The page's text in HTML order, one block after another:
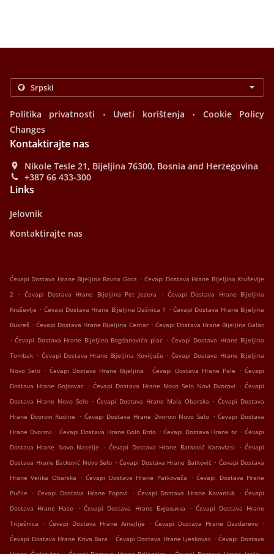
Politika privatnosti . Uveti korištenja .
Cookie Policy
Changes
Kontaktirajte nas
Nikole Tesle 21, Bijeljina 76300, Bosnia and Herzegovina
+387 66 433-300
Links
Jelovnik
Kontaktirajte nas
Ćevapi Dostava Hrane Bijeljina Ravna Gora . Ćevapi Dostava Hrane Bijeljina Kruševlje
2
. Ćevapi Dostava Hrane Bijeljina Pet Jezera . Ćevapi Dostava Hrane Bijeljina
Kruševlje . Ćevapi Dostava Hrane Bijeljina Dašnica 1 . Ćevapi Dostava Hrane Bijeljina
Bukreš . Ćevapi Dostava Hrane Bijeljina Centar . Ćevapi Dostava Hrane Bijeljina Galac
. Ćevapi Dostava Hrane Bijeljina Bogdanovića plac . Ćevapi Dostava Hrane Bijeljina
Tombak . Ćevapi Dostava Hrane Bijeljina Koviljuše . Ćevapi Dostava Hrane Bijeljina
Novo Selo . Ćevapi Dostava Hrane Bijeljina . Ćevapi Dostava Hrane Pale . Ćevapi
Dostava Hrane Gojsovac . Ćevapi Dostava Hrane Novo Selo Novi Dvorovi . Ćevapi
Dostava Hrane Novo Selo . Ćevapi Dostava Hrane Mala Obarska . Ćevapi Dostava
Hrane Dvorovi Rudine . Ćevapi Dostava Hrane Dvorovi Novo Selo . Ćevapi Dostava
Hrane Dvorovi . Ćevapi Dostava Hrane Golo Brdo . Ćevapi Dostava Hrane br . Ćevapi
Dostava Hrane Novo Naselje
. Ćevapi Dostava Hrane Batković Karavlasi . Ćevapi
Dostava Hrane Batković Novo Selo . Ćevapi Dostava Hrane Batković . Ćevapi Dostava
Hrane Velika Obarska . Ćevapi Dostava Hrane Patkovača . Ćevapi Dostava Hrane
Pučile
. Ćevapi Dostava Hrane Popovi . Ćevapi Dostava Hrane Kovanluk . Ćevapi
Dostava Hrane Hase
. Ćevapi Dostava Hrane Бијељина . Ćevapi Dostava Hrane
Triješnica
. Ćevapi Dostava Hrane Amajlije . Ćevapi Dostava Hrane Dazdarevo .
Ćevapi Dostava Hrane Kriva Bara . Ćevapi Dostava Hrane Ljeskovac . Ćevapi Dostava